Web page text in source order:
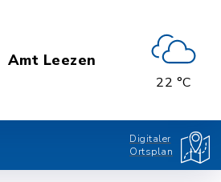
Amt Leezen
22 °C
Digitaler
Ortsplan